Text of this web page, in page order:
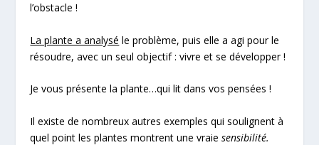
l’obstacle !
La plante a analysé le problème, puis elle a agi pour le
résoudre, avec un seul objectif : vivre et se développer !
Je vous présente la plante…qui lit dans vos pensées !
Il existe de nombreux autres exemples qui soulignent à
quel point les plantes montrent une vraiesensibilité.